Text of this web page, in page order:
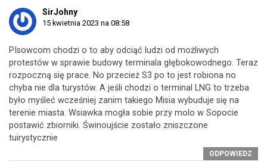
SirJohny
15 kwietnia 2023 na 08:58
PIsowcom chodzi o to aby odciąć ludzi od możliwych
protestów w sprawie budowy terminala głębokowodnego. Teraz
rozpoczną się prace. No przecież S3 po to jest robiona no
chyba nie dla turystów. A jeśli chodzi o terminal LNG to trzeba
było myśleć wcześniej zanim takiego Misia wybuduje się na
terenie miasta. Wsiawka mogła sobie przy molo w Sopocie
postawić zbiorniki. Świnoujście zostało zniszczone
tuirystycznie
ODPOWIEDZ